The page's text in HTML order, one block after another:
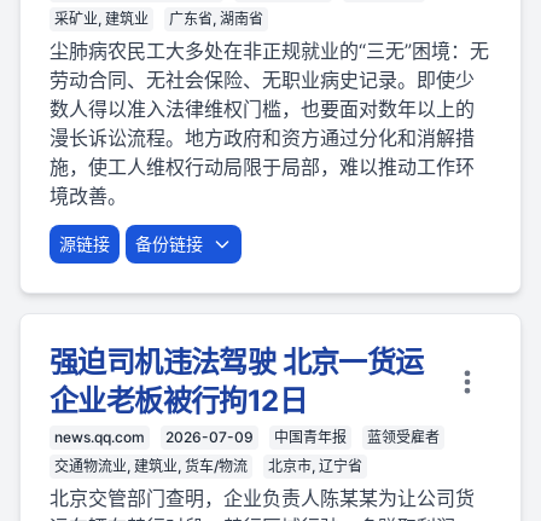
采矿业, 建筑业
广东省, 湖南省
尘肺病农民工大多处在非正规就业的“三无”困境：无
劳动合同、无社会保险、无职业病史记录。即使少
数人得以准入法律维权门槛，也要面对数年以上的
漫长诉讼流程。地方政府和资方通过分化和消解措
施，使工人维权行动局限于局部，难以推动工作环
境改善。
源链接 备份链接
强迫司机违法驾驶 北京一货运
企业老板被行拘12日
news.qq.com 2026-07-09 中国青年报
蓝领受雇者
交通物流业, 建筑业, 货车/物流
北京市, 辽宁省
北京交管部门查明，企业负责人陈某某为让公司货